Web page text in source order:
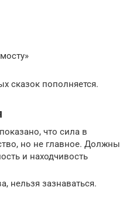
сказок пополняется.
что сила в
но не главное. Должны
и находчивость
нельзя зазнаваться.